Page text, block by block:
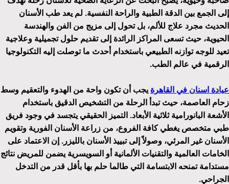
إلى الجمع بين الدقة الطبية والراحة النفسية. لم يعد طب الأسنان
الحديث مجرد علاج للألم، بل تحول إلى مزيج من الفن والهندسة
الحيوية، حيث تسعى المراكز الرائدة إلى تقديم حلول تجميلية وعلاجية
تعيد للوجه توازنه الطبيعي باستخدام أحدث ما توصلت إليه التكنولوجيا
الرقمية في عالم الطب.
عيادة اسنان في القاهرة يجب أن تكون واحة من الهدوء والتعقيم وسط
زحام العاصمة، حيث تبدأ الرحلة من التشخيص الدقيق باستخدام
الأشعة البانورامية ثلاثية الأبعاد. التميز الحقيقي يتجسد في وجود فريق
طبي متخصص يغطي كافة الفروع، من زراعة الأسنان الفورية وتقويم
الأسنان غير المرئي، وصولاً إلى تبييذ الأسنان بالليزر. إن الاعتماد على
الخامات العالمية والتقنيات الألمانية أو السويسرية يضمن للمريض نتائج
مستدامة تمنحه الابتسامة التي طالما حلم بها بأقل قدر من التدخل
الجراحي.